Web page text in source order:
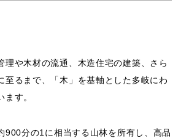
理や木材の流通、木造住宅の建築、さら
至るまで、「木」を基軸とした多岐にわ
す。
900分の1に相当する山林を所有し、高品